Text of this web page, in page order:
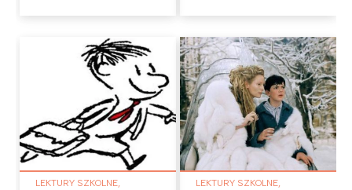
LEKTURY SZKOLNE,
LEKTURY SZKOLNE,